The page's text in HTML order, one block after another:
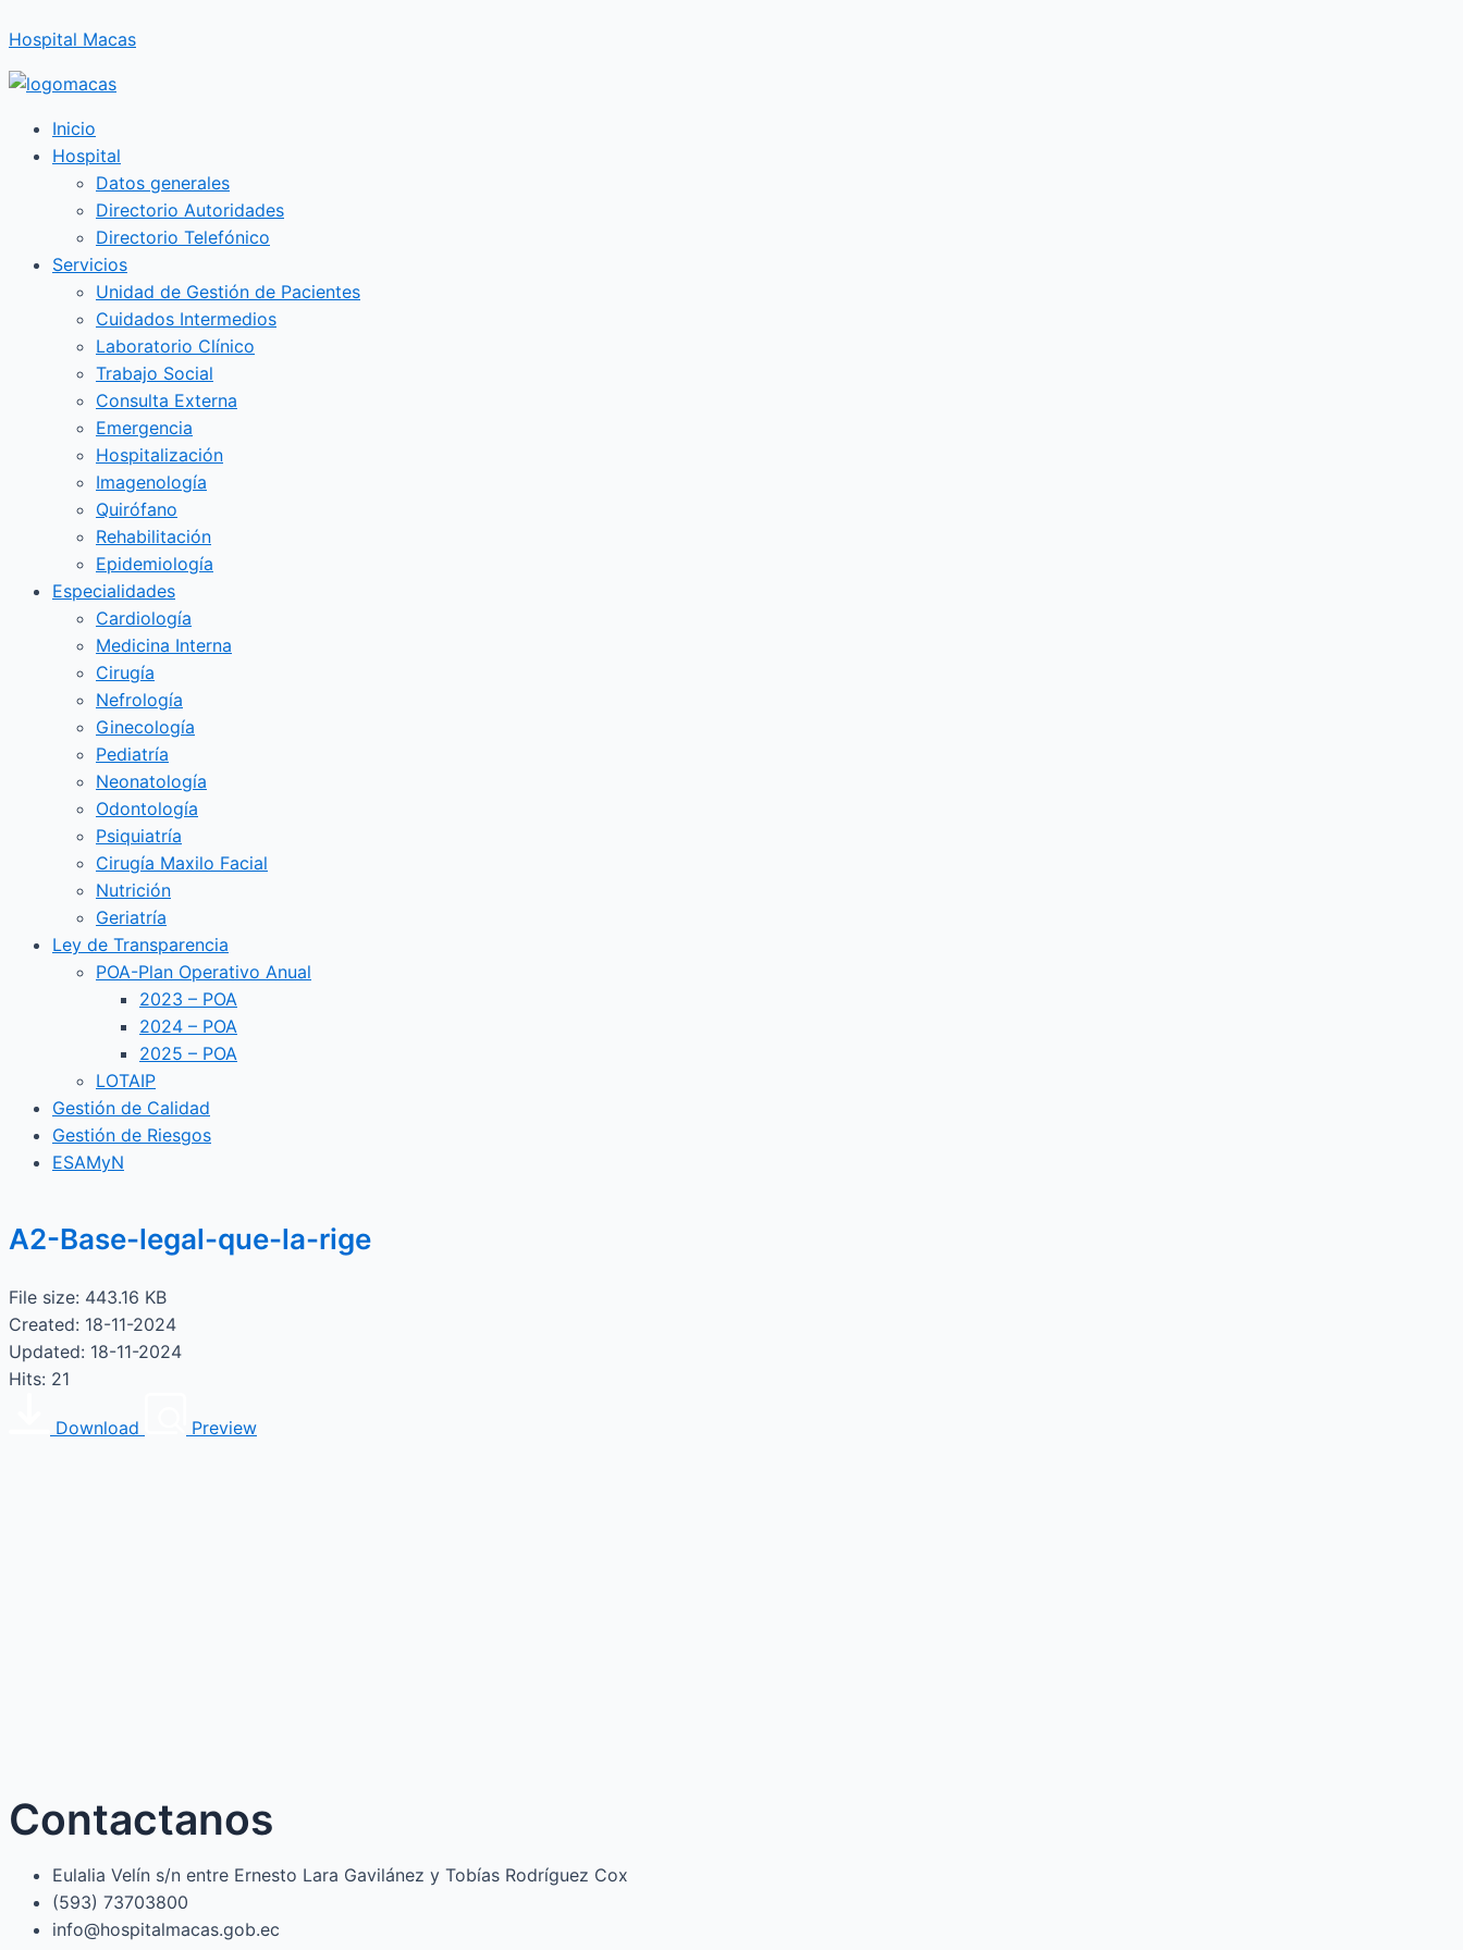
al
contenido
Hospital Macas
Inicio
Hospital
Datos generales
Directorio Autoridades
Directorio Telefónico
Servicios
Unidad de Gestión de Pacientes
Cuidados Intermedios
Laboratorio Clínico
Trabajo Social
Consulta Externa
Emergencia
Hospitalización
Imagenología
Quirófano
Rehabilitación
Epidemiología
Especialidades
Cardiología
Medicina Interna
Cirugía
Nefrología
Ginecología
Pediatría
Neonatología
Odontología
Psiquiatría
Cirugía Maxilo Facial
Nutrición
Geriatría
Ley de Transparencia
POA-Plan Operativo Anual
2023 – POA
2024 – POA
2025 – POA
LOTAIP
Gestión de Calidad
Gestión de Riesgos
ESAMyN
A2-Base-legal-que-la-rige
File size: 443.16 KB
Created: 18-11-2024
Updated: 18-11-2024
Hits: 21
Download Preview
Contactanos
Eulalia Velín s/n entre Ernesto Lara Gavilánez y Tobías Rodríguez Cox
(593) 73703800​
info@hospitalmacas.gob.ec